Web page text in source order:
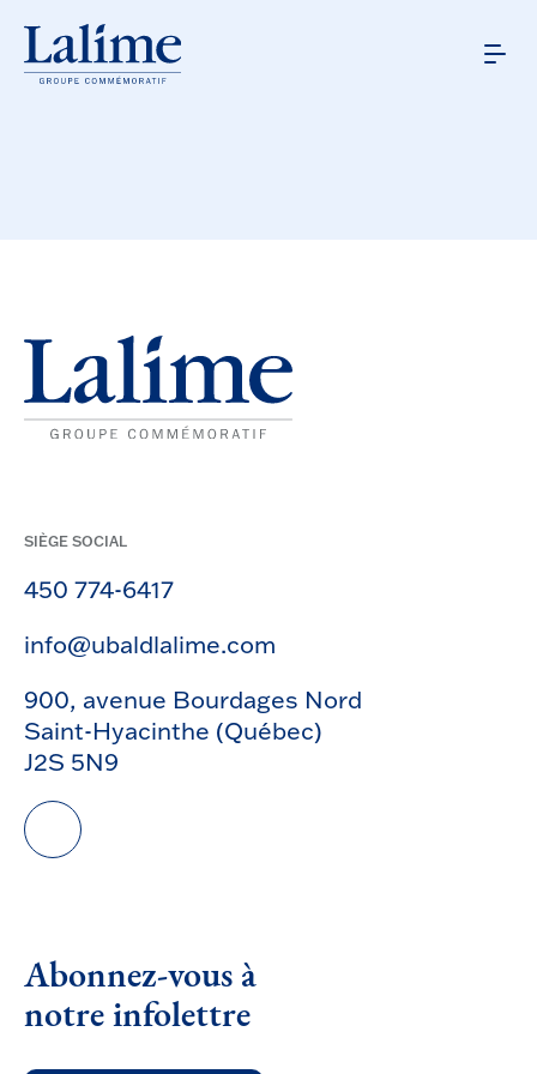
SIÈGE SOCIAL
450 774-6417
info@ubaldlalime.com
900, avenue Bourdages Nord
Saint-Hyacinthe (Québec)
J2S 5N9
Abonnez-vous à
notre infolettre